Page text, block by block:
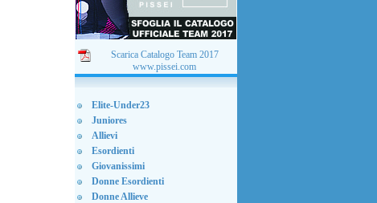
Scarica Catalogo Team 2017
www.pissei.com
Elite-Under23
Juniores
Allievi
Esordienti
Giovanissimi
Donne Esordienti
Donne Allieve